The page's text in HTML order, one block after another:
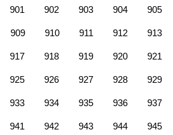
901 902 903 904 905
909 910 911 912 913
917 918 919 920 921
925 926 927 928 929
933 934 935 936 937
941 942 943 944 945